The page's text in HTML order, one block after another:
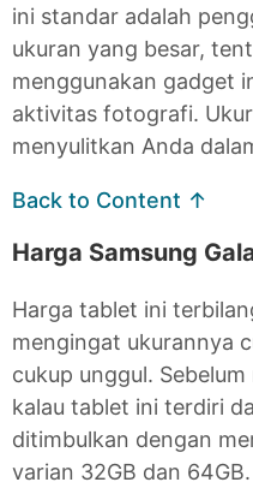
ini standar adalah
ukuran yang besar,
menggunakan gadget
aktivitas fotografi.
menyulitkan Anda
Back to Content ↑
Harga Samsung
Harga tablet ini
mengingat ukurannya
cukup unggul.
kalau tablet ini terdiri
ditimbulkan dengan
varian 32GB dan 64GB.